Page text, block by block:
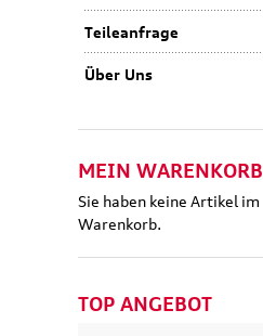
Teileanfrage
Über Uns
MEIN WARENKORB
Sie haben keine Artikel im
Warenkorb.
TOP ANGEBOT